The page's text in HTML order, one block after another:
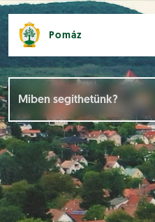
Pomáz
Események []
Dokumentumok [ ]